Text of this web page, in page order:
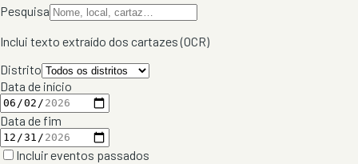
Pesquisa
Inclui texto extraído dos cartazes (OCR)
Distrito
Data de início
Data de fim
Incluir eventos passados